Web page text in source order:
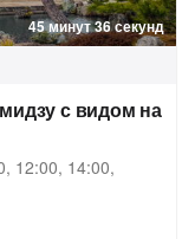
45 минут 36 секунд
с видом на
12:00, 14:00,